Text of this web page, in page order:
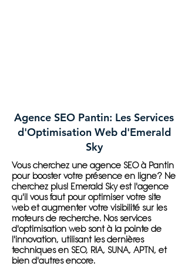
Agence SEO Pantin: Les Services
d'Optimisation Web d'Emerald
Sky
Vous cherchez une agence SEO à Pantin
pour booster votre présence en ligne? Ne
cherchez plus! Emerald Sky est l'agence
qu'il vous faut pour optimiser votre site
web et augmenter votre visibilité sur les
moteurs de recherche. Nos services
d'optimisation web sont à la pointe de
l'innovation, utilisant les dernières
techniques en SEO, RIA, SUNA, APTN, et
bien d'autres encore.